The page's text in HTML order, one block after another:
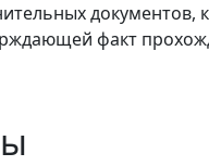
документов,
факт